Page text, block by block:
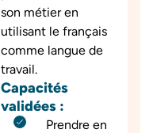
son métier en
utilisant le français
comme langue de
travail.
Capacités
validées :
Prendre en